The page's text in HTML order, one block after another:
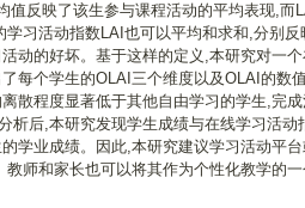
值反映了该生参与课程活动的平均表现,
学习活动指数LAI也可以平均和求和,分别
动的好坏。基于这样的定义,本研究对一
每个学生的OLAI三个维度以及OLAI的数
散程度显著低于其他自由学习的学生,完
析后,本研究发现学生成绩与在线学习活
学业成绩。因此,本研究建议学习活动平
师和家长也可以将其作为个性化教学的